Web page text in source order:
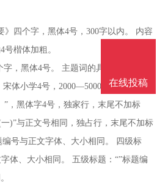
》四个字，黑体4号，300字以内。 内容
号楷体加粗。
字，黑体4号。 主题词的具体内容是小学
宋体小学4号，2000—5000字为宜。
”，黑体字4号，独家行，末尾不加标
)”与正文号相同，独占行，末尾不加标
编号与正文字体、大小相同。 四级标
体、大小相同。 五级标题：“”标题编
在线投稿